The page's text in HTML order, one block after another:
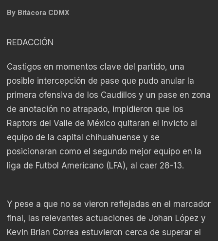
By Bitácora CDMX
REDACCIÓN
Castigos en momentos clave del partido, una
posible intercepción de pase que pudo anular la
primera ofensiva de los Caudillos y un pase en zona
de anotación no atrapado, impidieron que los
Raptors del Valle de México quitaran el invicto al
equipo de la capital chihuahuense y se
posicionaran como el segundo mejor equipo en la
liga de Futbol Americano (LFA), al caer 28-13.
Y pese a que no se vieron reflejadas en el marcador
final, las relevantes actuaciones de Johan López y
Kevin Brian Correa estuvieron cerca de superar el